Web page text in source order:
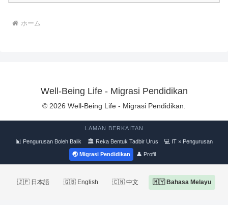
ホーム
Well-Being Life - Migrasi Pendidikan
© 2026 Well-Being Life - Migrasi Pendidikan.
LAMAN BERKAITAN
📊 Pengurusan Boleh Balik 🏛 Reka Bentuk Tadbir Urus 💻 IT × Pengurusan
🌏 Migrasi Pendidikan 👤 Profil
🇯🇵 日本語 🇬🇧 English 🇨🇳 中文 🇲🇾 Bahasa Melayu